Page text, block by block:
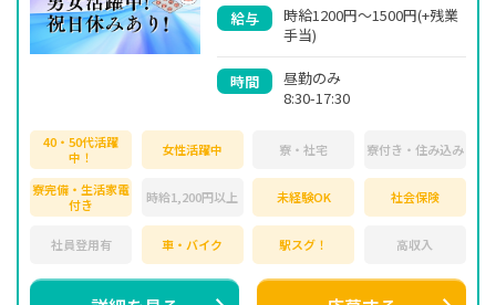
給与
時給1200円～1500円(+残業
手当)
時間
昼勤のみ
8:30-17:30
40・50代活躍
中！
女性活躍中 寮・社宅 寮付き・住み込み
寮完備・生活家電
付き
時給1,200円以上 未経験OK 社会保険
社員登用有 車・バイク 駅スグ！ 高収入